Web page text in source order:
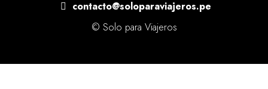
contacto@soloparaviajeros.pe
© Solo para Viajeros